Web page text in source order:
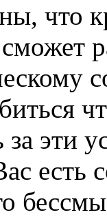
что
за эти
есть